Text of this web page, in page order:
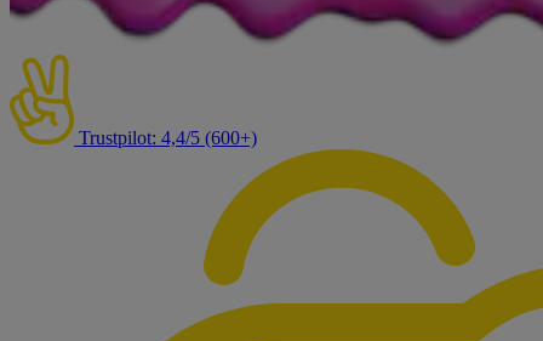
Trustpilot: 4,4/5 (600+)